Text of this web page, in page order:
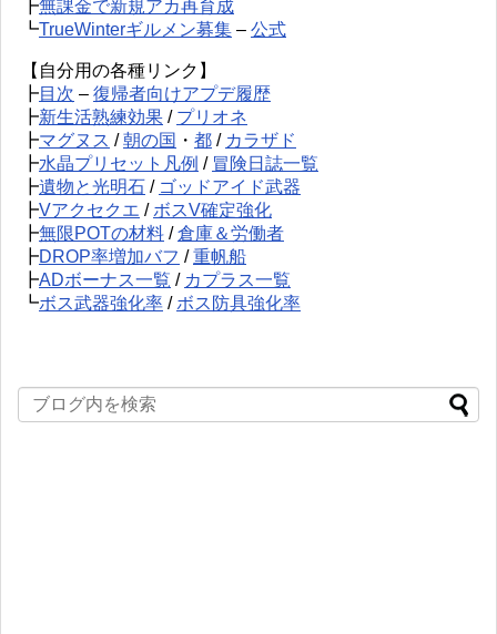
┣無課金で新規アカ再育成
┗TrueWinterギルメン募集 – 公式
【自分用の各種リンク】
┣目次 – 復帰者向けアプデ履歴
┣新生活熟練効果 / プリオネ
┣マグヌス /朝の国 ・ 都 / カラザド
┣水晶プリセット凡例 / 冒険日誌一覧
┣遺物と光明石 / ゴッドアイド武器
┣Vアクセクエ / ボスV確定強化
┣無限POTの材料 /倉庫＆労働者
┣DROP率増加バフ /重帆船
┣ADボーナス一覧 / カプラス一覧
┗ボス武器強化率 / ボス防具強化率